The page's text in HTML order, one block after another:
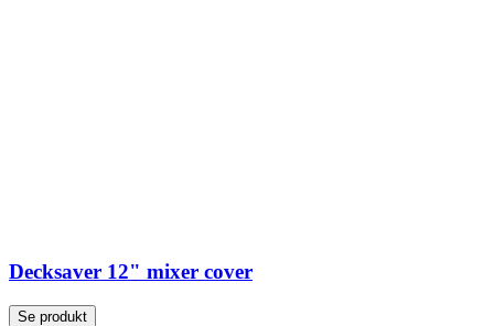
Decksaver 12" mixer cover
Se produkt